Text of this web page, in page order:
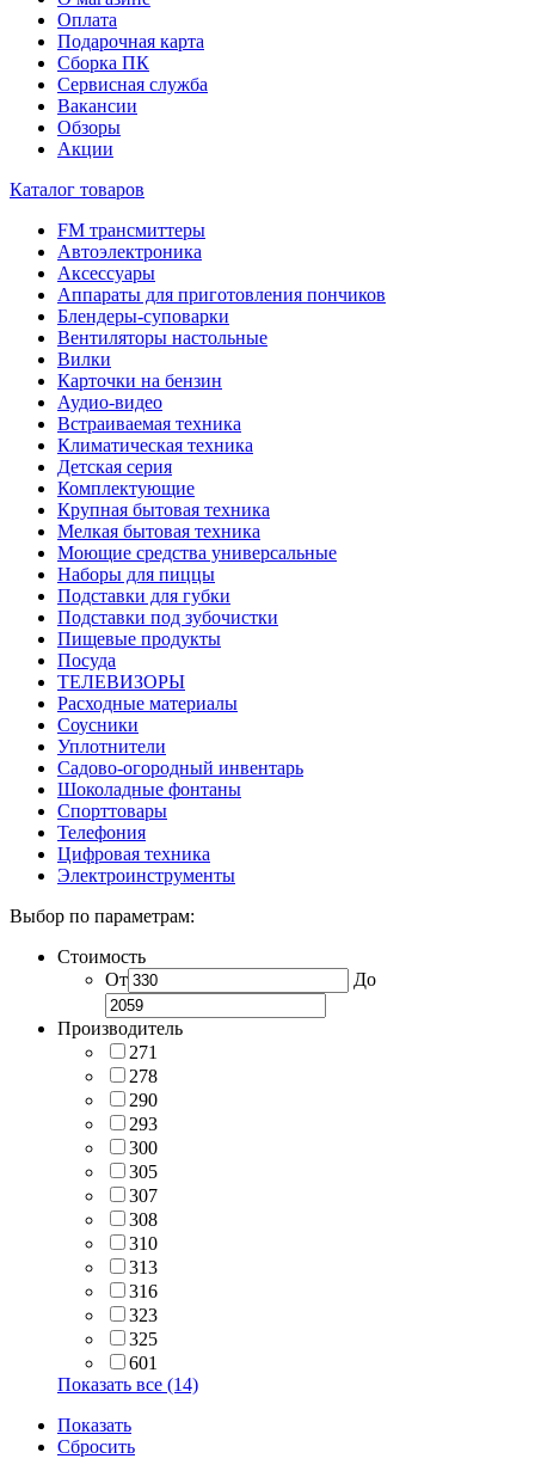
Оплата
Подарочная карта
Сборка ПК
Сервисная служба
Вакансии
Обзоры
Акции
Каталог товаров
FM трансмиттеры
Автоэлектроника
Аксессуары
Аппараты для приготовления пончиков
Блендеры-суповарки
Вентиляторы настольные
Вилки
Карточки на бензин
Аудио-видео
Встраиваемая техника
Климатическая техника
Детская серия
Комплектующие
Крупная бытовая техника
Мелкая бытовая техника
Моющие средства универсальные
Наборы для пиццы
Подставки для губки
Подставки под зубочистки
Пищевые продукты
Посуда
ТЕЛЕВИЗОРЫ
Расходные материалы
Соусники
Уплотнители
Садово-огородный инвентарь
Шоколадные фонтаны
Спорттовары
Телефония
Цифровая техника
Электроинструменты
Выбор по параметрам:
Стоимость
От
До
Производитель
271
278
290
293
300
305
307
308
310
313
316
323
325
601
Показать все (14)
Показать
Сбросить